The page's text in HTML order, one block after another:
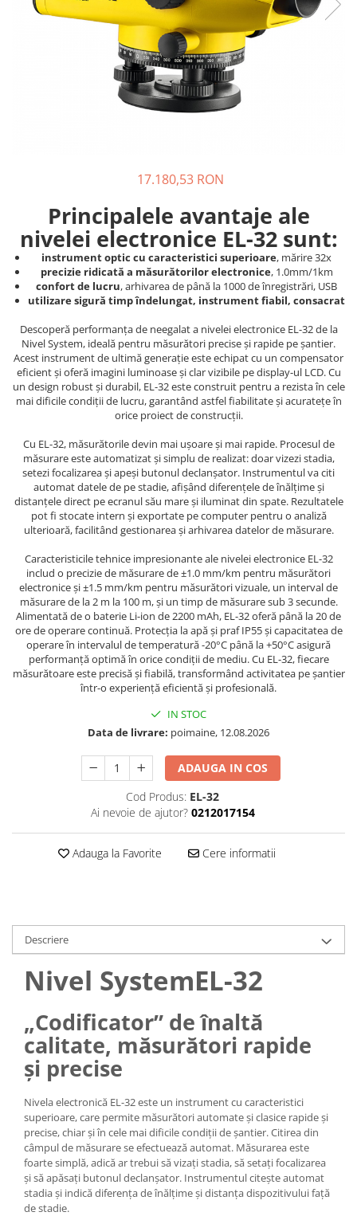
17.180,53 RON
Principalele avantaje ale
nivelei electronice EL-32 sunt:
instrument optic cu caracteristici superioare, mărire 32x
precizie ridicată a măsurătorilor electronice, 1.0mm/1km
confort de lucru, arhivarea de până la 1000 de înregistrări, USB
utilizare sigură timp îndelungat, instrument fiabil, consacrat
Descoperă performanța de neegalat a nivelei electronice EL-32 de la
Nivel System, ideală pentru măsurători precise și rapide pe șantier.
Acest instrument de ultimă generație este echipat cu un compensator
eficient și oferă imagini luminoase și clar vizibile pe display-ul LCD. Cu
un design robust și durabil, EL-32 este construit pentru a rezista în cele
mai dificile condiții de lucru, garantând astfel fiabilitate și acuratețe în
orice proiect de construcții.
Cu EL-32, măsurătorile devin mai ușoare și mai rapide. Procesul de
măsurare este automatizat și simplu de realizat: doar vizezi stadia,
setezi focalizarea și apeși butonul declanșator. Instrumentul va citi
automat datele de pe stadie, afișând diferențele de înălțime și
distanțele direct pe ecranul său mare și iluminat din spate. Rezultatele
pot fi stocate intern și exportate pe computer pentru o analiză
ulterioară, facilitând gestionarea și arhivarea datelor de măsurare.
Caracteristicile tehnice impresionante ale nivelei electronice EL-32
includ o precizie de măsurare de ±1.0 mm/km pentru măsurători
electronice și ±1.5 mm/km pentru măsurători vizuale, un interval de
măsurare de la 2 m la 100 m, și un timp de măsurare sub 3 secunde.
Alimentată de o baterie Li-ion de 2200 mAh, EL-32 oferă până la 20 de
ore de operare continuă. Protecția la apă și praf IP55 și capacitatea de
operare în intervalul de temperatură -20°C până la +50°C asigură
performanță optimă în orice condiții de mediu. Cu EL-32, fiecare
măsurătoare este precisă și fiabilă, transformând activitatea pe șantier
într-o experiență eficientă și profesională.
IN STOC
Data de livrare: poimaine, 12.08.2026
ADAUGA IN COS
Cod Produs: EL-32
Ai nevoie de ajutor? 0212017154
Adauga la Favorite Cere informatii
Descriere
Nivel SystemEL-32
„Codificator” de înaltă
calitate, măsurători rapide
și precise
Nivela electronică EL-32 este un instrument cu caracteristici
superioare, care permite măsurători automate și clasice rapide și
precise, chiar și în cele mai dificile condiții de șantier. Citirea din
câmpul de măsurare se efectuează automat. Măsurarea este
foarte simplă, adică ar trebui să vizați stadia, să setați focalizarea
și să apăsați butonul declanșator. Instrumentul citește automat
stadia și indică diferența de înălțime și distanța dispozitivului față
de stadie.